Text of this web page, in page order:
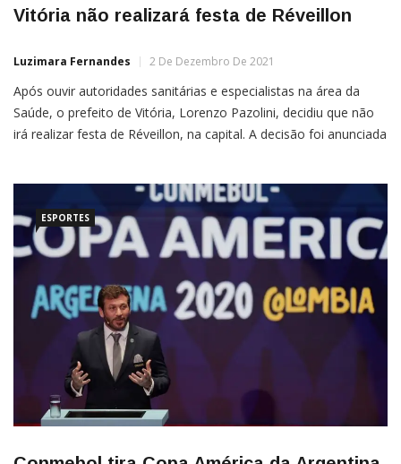
Vitória não realizará festa de Réveillon
Luzimara Fernandes 2 De Dezembro De 2021
Após ouvir autoridades sanitárias e especialistas na área da
Saúde, o prefeito de Vitória, Lorenzo Pazolini, decidiu que não
irá realizar festa de Réveillon, na capital. A decisão foi anunciada
presidente da Assembleia Legislativa, Erick […]
ESPORTES